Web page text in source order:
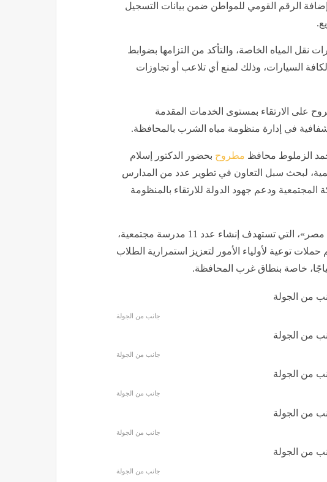
الرقم القومي للمواطن ضمن بيانات التسجيل
نقل المياه الخاصة، والتأكد من التزامها بضوابط
السيارات، وذلك لمنع أي تلاعب أو تجاوزات
على الارتقاء بمستوى الخدمات المقدمة
في إدارة منظومة مياه الشرب بالمحافظة.
الزملوط محافظ مطروح بحضور الدكتور إسلام
لبحث سبل التعاون في تطوير عدد من المدارس
المجتمعية ودعم جهود الدولة للارتقاء بالمنظومة
وتم استعراض ملامح مبادرة «مدارس من أجل مصر»، التي تستهدف إنشاء عدد 11 مدرسة مجتمعية،
حملات توعية لأولياء الأمور لتعزيز استمرارية الطلاب
خاصة بنطاق غرب المحافظة.
جانب من الجولة
جانب من الجولة
جانب من الجولة
جانب من الجولة
جانب من الجولة